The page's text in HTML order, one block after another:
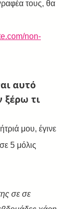
τους, θα
non-
αυτό
ξέρω τι
μου, έγινε
5 μόλις
σε σε